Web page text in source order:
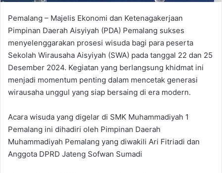
Pemalang – Majelis Ekonomi dan Ketenagakerjaan
Pimpinan Daerah Aisyiyah (PDA) Pemalang sukses
menyelenggarakan prosesi wisuda bagi para peserta
Sekolah Wirausaha Aisyiyah (SWA) pada tanggal 22 dan 25
Desember 2024. Kegiatan yang berlangsung khidmat ini
menjadi momentum penting dalam mencetak generasi
wirausaha unggul yang siap bersaing di era modern.
Acara wisuda yang digelar di SMK Muhammadiyah 1
Pemalang ini dihadiri oleh Pimpinan Daerah
Muhammadiyah Pemalang yang diwakili Ari Fitriadi dan
Anggota DPRD Jateng Sofwan Sumadi